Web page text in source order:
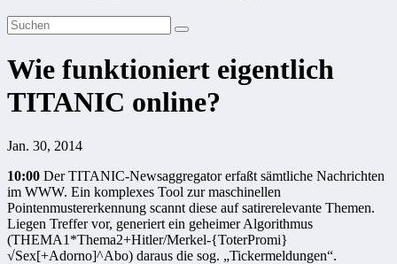
Wie funktioniert eigentlich
TITANIC online?
Jan. 30, 2014
10:00 Der TITANIC-Newsaggregator erfaßt sämtliche Nachrichten
im WWW. Ein komplexes Tool zur maschinellen
Pointenmustererkennung scannt diese auf satirerelevante Themen.
Liegen Treffer vor, generiert ein geheimer Algorithmus
(THEMA1*Thema2+Hitler/Merkel-{ToterPromi}
√Sex[+Adorno]^Abo) daraus die sog. „Tickermeldungen“.